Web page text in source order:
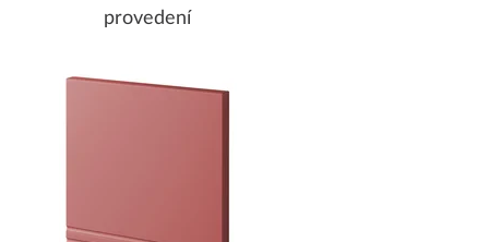
provedení